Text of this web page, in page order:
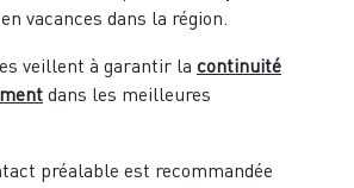
vacances dans la région.
veillent à garantir la continuité
dans les meilleures
préalable est recommandée